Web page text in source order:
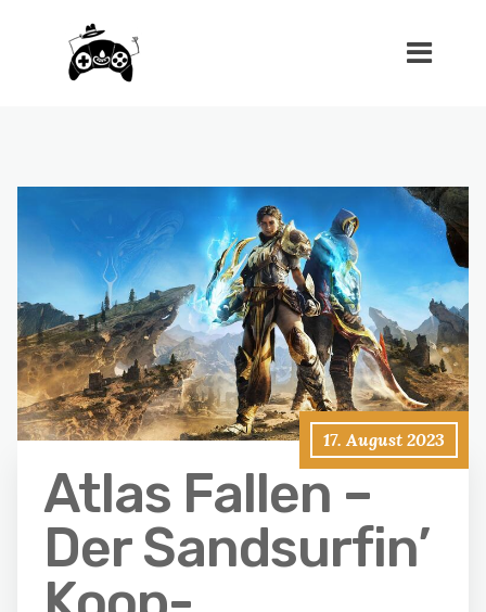
17. August 2023
Atlas Fallen –
Der Sandsurfin’